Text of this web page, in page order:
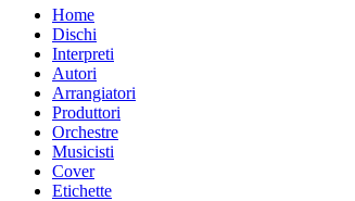
Home
Dischi
Interpreti
Autori
Arrangiatori
Produttori
Orchestre
Musicisti
Cover
Etichette